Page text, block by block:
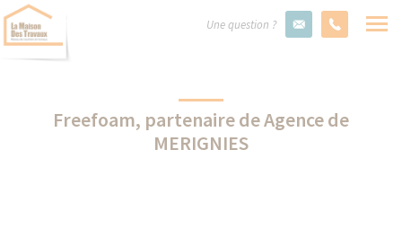
Une question ?
Freefoam, partenaire de Agence de
MERIGNIES